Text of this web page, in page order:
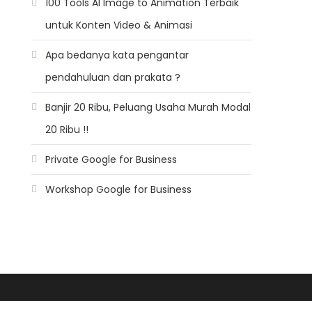
100 Tools AI Image to Animation Terbaik
untuk Konten Video & Animasi
Apa bedanya kata pengantar
pendahuluan dan prakata ?
Banjir 20 Ribu, Peluang Usaha Murah Modal
20 Ribu !!
Private Google for Business
Workshop Google for Business